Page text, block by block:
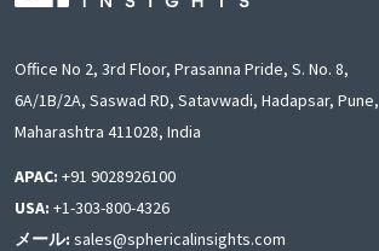
Office No 2, 3rd Floor, Prasanna Pride, S. No. 8,
6A/1B/2A, Saswad RD, Satavwadi, Hadapsar, Pune,
Maharashtra 411028, India
APAC: +91 9028926100
USA: +1-303-800-4326
メール: sales@sphericalinsights.com